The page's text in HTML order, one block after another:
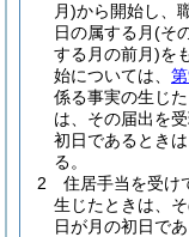
月)から開始し、
日の属する月(そ
する月の前月)を
始については、
係る事実の生じ
は、その届出を
初日であるとき
る。
2
住居手当を受け
生じたときは、
日が月の初日で